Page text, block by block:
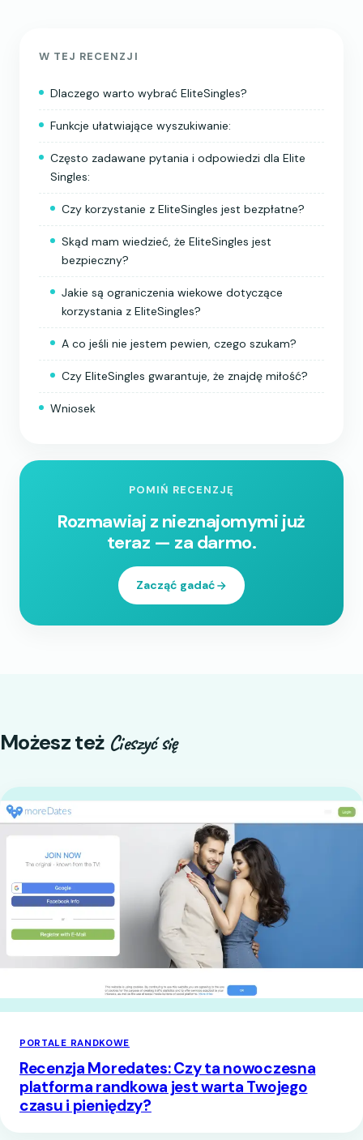
W TEJ RECENZJI
Dlaczego warto wybrać EliteSingles?
Funkcje ułatwiające wyszukiwanie:
Często zadawane pytania i odpowiedzi dla Elite
Singles:
Czy korzystanie z EliteSingles jest bezpłatne?
Skąd mam wiedzieć, że EliteSingles jest
bezpieczny?
Jakie są ograniczenia wiekowe dotyczące
korzystania z EliteSingles?
A co jeśli nie jestem pewien, czego szukam?
Czy EliteSingles gwarantuje, że znajdę miłość?
Wniosek
POMIŃ RECENZJĘ
Rozmawiaj z nieznajomymi już
teraz — za darmo.
Zacząć gadać
Możesz też Cieszyć się
PORTALE RANDKOWE
Recenzja Moredates: Czy ta nowoczesna
platforma randkowa jest warta Twojego
czasu i pieniędzy?